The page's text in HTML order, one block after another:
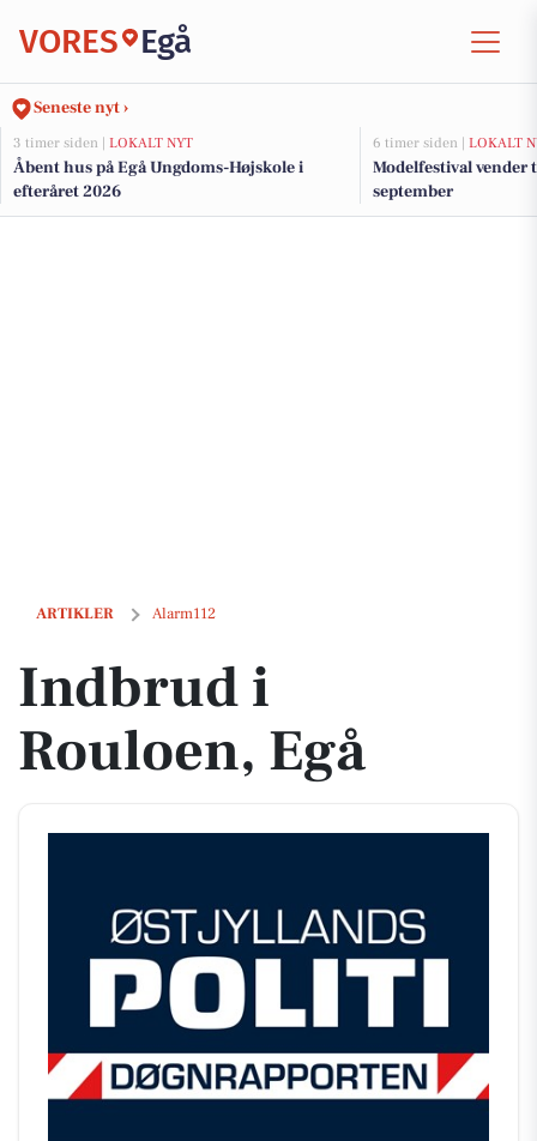
VORES Egå
Seneste nyt ›
3 timer siden | LOKALT NYT
Åbent hus på Egå Ungdoms-Højskole i
efteråret 2026
6 timer siden | LOKALT
Modelfestival vender
september
ARTIKLER Alarm112
Indbrud i Rouloen, Egå
Indbrud i
Rouloen, Egå